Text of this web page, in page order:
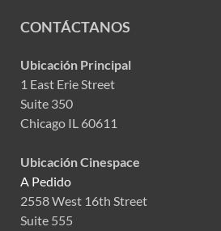
CONTÁCTANOS
Ubicación Principal
1 East Erie Street
Suite 350
Chicago IL 60611
Ubicación Cinespace
A Pedido
2558 West 16th Street
Suite 555